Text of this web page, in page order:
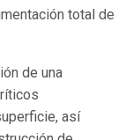
total de
de una
así